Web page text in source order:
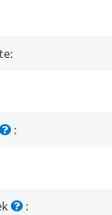
:
: